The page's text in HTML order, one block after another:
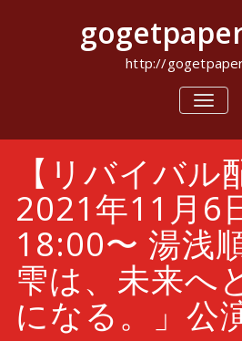
キ
http://
ナ
ビ
シ
ョ
ン
を
切
り
替
【リバイバル
2021年11月6
18:00〜 湯浅
雫は、未来へ
になる。」公